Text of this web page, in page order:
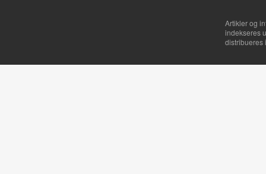
Artikler og
indekseres
distribueres